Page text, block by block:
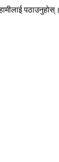
पठाउनुहोस्।